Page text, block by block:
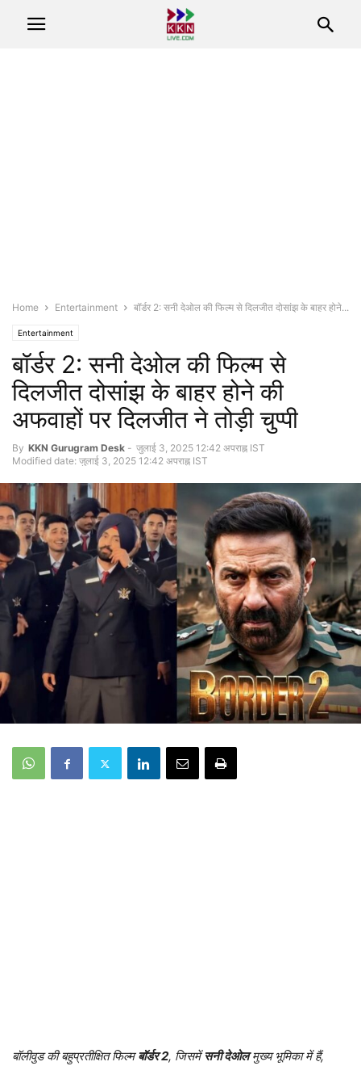
Home Entertainment बॉर्डर 2: सनी देओल की फिल्म से दिलजीत दोसांझ के बाहर होने...
Entertainment
बॉर्डर 2: सनी देओल की फिल्म से
दिलजीत दोसांझ के बाहर होने की
अफवाहों पर दिलजीत ने तोड़ी चुप्पी
By KKN Gurugram Desk - जुलाई 3, 2025 12:42 अपराह्न IST
Modified date: जुलाई 3, 2025 12:42 अपराह्न IST
बॉलीवुड की बहुप्रतीक्षित फिल्मबॉर्डर 2, जिसमेंसनी देओलमुख्य भूमिका में हैं,